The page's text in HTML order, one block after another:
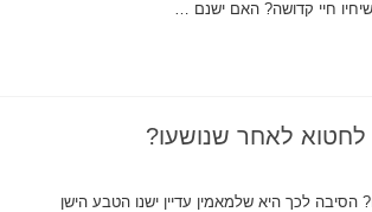
חיי קדושה? האם ישנם …
לחטוא לאחר שנושעו?
הסיבה לכך היא שלמאמין עדיין ישנו הטבע הישן